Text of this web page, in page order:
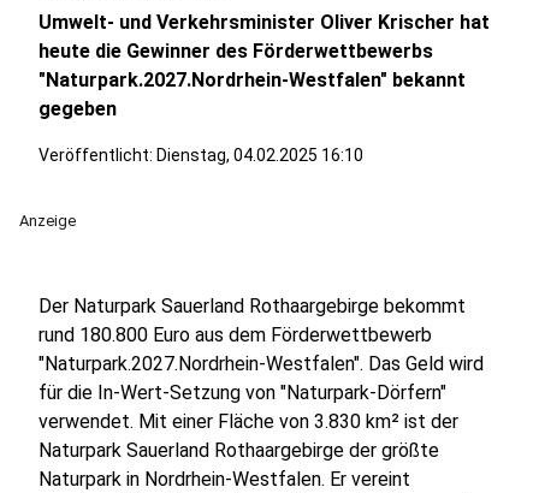
Umwelt- und Verkehrsminister Oliver Krischer hat
heute die Gewinner des Förderwettbewerbs
"Naturpark.2027.Nordrhein-Westfalen" bekannt
gegeben
Veröffentlicht: Dienstag, 04.02.2025 16:10
Anzeige
Der Naturpark Sauerland Rothaargebirge bekommt
rund 180.800 Euro aus dem Förderwettbewerb
"Naturpark.2027.Nordrhein-Westfalen". Das Geld wird
für die In-Wert-Setzung von "Naturpark-Dörfern"
verwendet. Mit einer Fläche von 3.830 km² ist der
Naturpark Sauerland Rothaargebirge der größte
Naturpark in Nordrhein-Westfalen. Er vereint